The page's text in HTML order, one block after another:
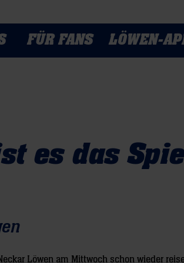
FÜR FANS LÖWEN-
es das
Löwen am Mittwoch schon wieder